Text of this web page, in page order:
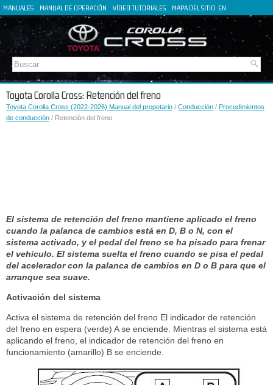
MANUALES MANUAL DE OPERACIÓN VÍDEO TUTORIALES MAPA DEL SITIO EN
FR
IT
Toyota Corolla Cross: Retención del freno
Toyota Corolla Cross (2022-2026) Manual del propetario / Conducción / Procedimientos
de conducción / Retención del freno
El sistema de retención del freno mantiene aplicado el freno
cuando la palanca de cambios está en D, B o N, con el
sistema activado, y el pedal del freno se ha pisado para frenar
el vehículo. El sistema suelta el freno cuando se pisa el pedal
del acelerador con la palanca de cambios en D o B para que el
arranque sea suave.
Activación del sistema
Activa el sistema de retención del freno El indicador de retención
del freno en espera (verde) A se enciende. Mientras el sistema está
aplicando el freno, el indicador de retención del freno en
funcionamiento (amarillo) B se enciende.